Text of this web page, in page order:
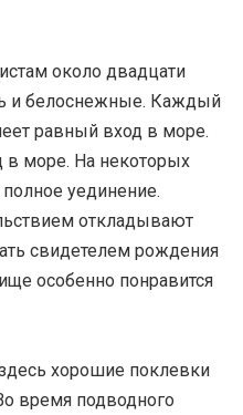
около двадцати
и белоснежные. Каждый
равный вход в море.
в море. На некоторых
уединение.
откладывают
свидетелем рождения
особенно понравится
хорошие поклевки
время подводного